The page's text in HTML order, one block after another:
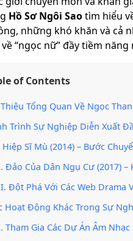
Hồ Sơ Ngôi Saotìm hiểu
những khó khăn và cả
“ngọc nữ” đầy tiềm năng
of Contents
Tổng Quan Về Ngọc
Trình Sự Nghiệp Diễn Xuất
Hiệp Sĩ Mù (2014) – Bước Chuyển
Đảo Của Dân Ngụ Cư (2017) – Khẳng Định Tài Năng Và
Đột Phá Với Các Web Drama Và Giải
Hoạt Động Khác Trong Sự
Tham Gia Các Dự Án Âm Nhạc